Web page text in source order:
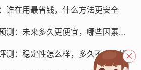
16888.com
账号分为普通账号和会员账号，普
求选择合适的账号类型。
谁在用最省钱，什么方法更安全
便宜纸飞机账号购买预测：未来多久更便宜，哪些因素影响价格
测：稳定性怎么样，多久不会掉线